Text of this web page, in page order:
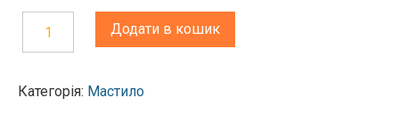
Мастило
літієве
Додати в кошик
Категорія: Мастило